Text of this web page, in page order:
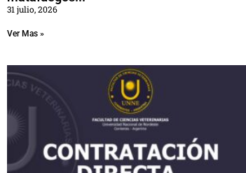
31 julio, 2026
Ver Mas »